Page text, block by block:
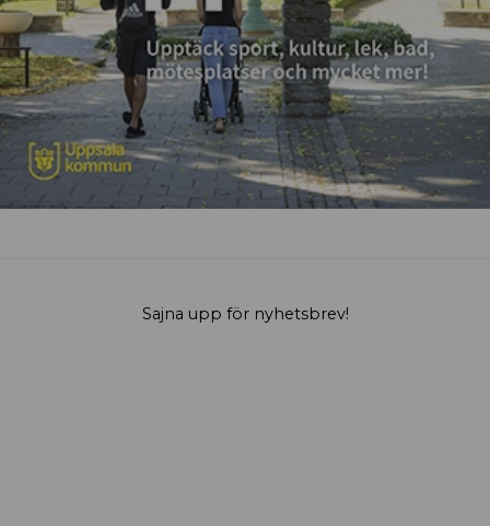
Sajna upp för nyhetsbrev!